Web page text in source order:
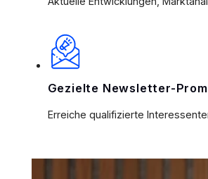
Gezielte Newsletter-
Erreiche qualifizierte